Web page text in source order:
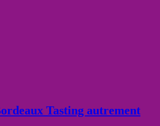
Tasting autrement